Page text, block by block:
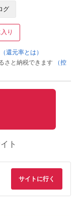
グ
り
（還元率とは）
さと納税できます
（控
ト
サイトに行く